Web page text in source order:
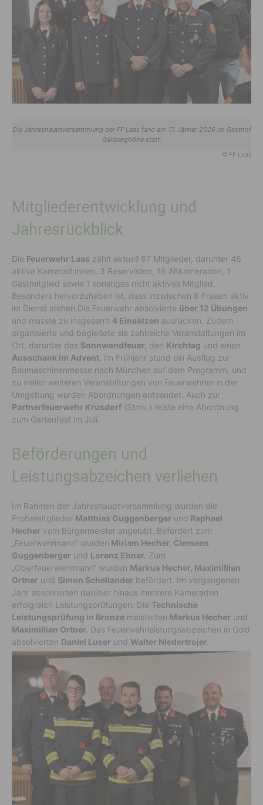
Die Jahreshauptversammlung der FF Laas fand am 17. Jänner 2026 im Gasthof
Gailberghöhe statt.
© FF Laas
Mitgliederentwicklung und
Jahresrückblick
Die Feuerwehr Laas zählt aktuell 67 Mitglieder, darunter 46
aktive Kamerad:innen, 3 Reservisten, 16 Altkameraden, 1
Gastmitglied sowie 1 sonstiges nicht aktives Mitglied.
Besonders hervorzuheben ist, dass inzwischen 8 Frauen aktiv
im Dienst stehen.Die Feuerwehr absolvierte über 12 Übungen
und musste zu insgesamt 4 Einsätzen ausrücken. Zudem
organisierte und begleitete sie zahlreiche Veranstaltungen im
Ort, darunter das Sonnwendfeuer, den Kirchtag und einen
Ausschank im Advent. Im Frühjahr stand ein Ausflug zur
Baumaschinenmesse nach München auf dem Programm, und
zu vielen weiteren Veranstaltungen von Feuerwehren in der
Umgebung wurden Abordnungen entsendet. Auch zur
Partnerfeuerwehr Krusdorf (Stmk.) reiste eine Abordnung
zum Gartenfest im Juli.
Beförderungen und
Leistungsabzeichen verliehen
Im Rahmen der Jahreshauptversammlung wurden die
Probemitglieder Matthias Guggenberger und Raphael
Hecher vom Bürgermeister angelobt. Befördert zum
„Feuerwehrmann“ wurden Miriam Hecher, Clemens
Guggenberger und Lorenz Ebner. Zum
„Oberfeuerwehrmann“ wurden Markus Hecher, Maximillian
Ortner und Simon Schellander befördert. Im vergangenen
Jahr absolvierten darüber hinaus mehrere Kameraden
erfolgreich Leistungsprüfungen. Die Technische
Leistungsprüfung in Bronze meisterten Markus Hecher und
Maximillian Ortner. Das Feuerwehrleistungsabzeichen in Gold
absolvierten Daniel Luser und Walter Niedertrojer.